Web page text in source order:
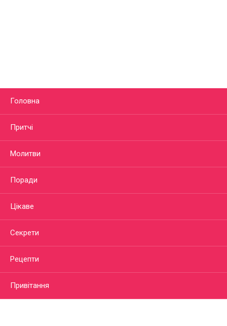
Головна
Притчі
Молитви
Поради
Цікаве
Секрети
Рецепти
Привітання